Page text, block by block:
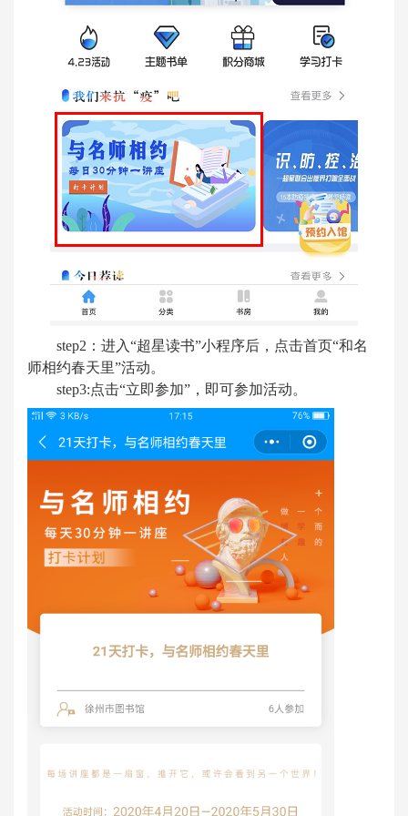
step2：进入“超星读书”小程序后，点击首页“和名
师相约春天里”活动。
step3:点击“立即参加”，即可参加活动。